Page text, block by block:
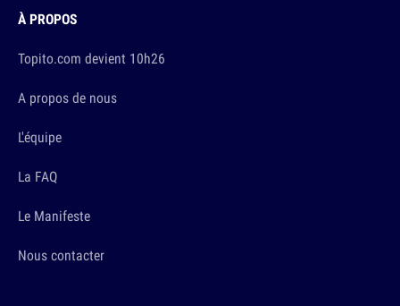
À PROPOS
Topito.com devient 10h26
A propos de nous
L'équipe
La FAQ
Le Manifeste
Nous contacter